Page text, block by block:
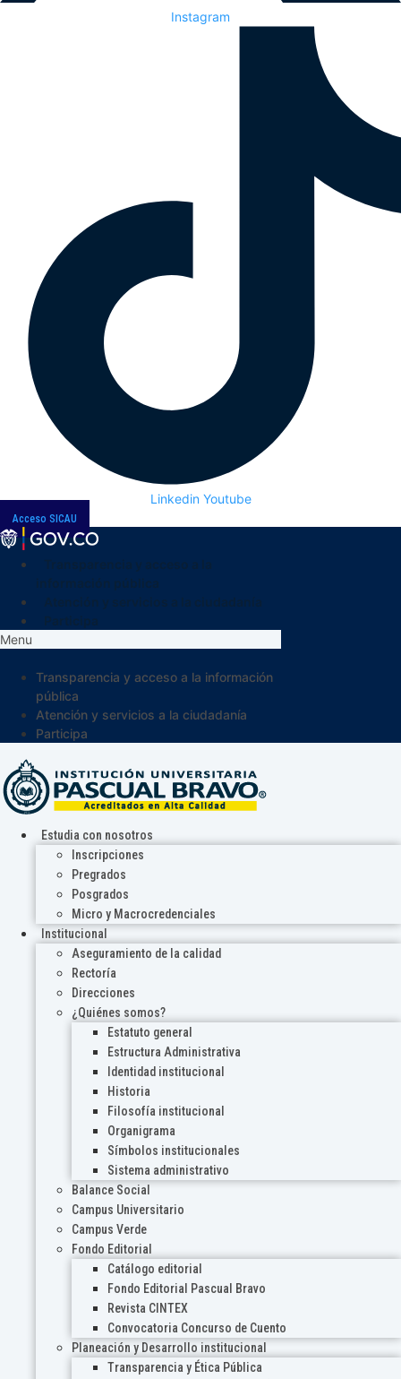
Instagram
Linkedin Youtube
Acceso SICAU
Menu
Transparencia y acceso a la información
pública
Atención y servicios a la ciudadanía
Participa
Estudia con nosotros
Inscripciones
Pregrados
Posgrados
Micro y Macrocredenciales
Institucional
Aseguramiento de la calidad
Rectoría
Direcciones
¿Quiénes somos?
Estatuto general
Estructura Administrativa
Identidad institucional
Historia
Filosofía institucional
Organigrama
Símbolos institucionales
Sistema administrativo
Balance Social
Campus Universitario
Campus Verde
Fondo Editorial
Catálogo editorial
Fondo Editorial Pascual Bravo
Revista CINTEX
Convocatoria Concurso de Cuento
Planeación y Desarrollo institucional
Transparencia y Ética Pública